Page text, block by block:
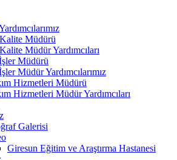
Müdürü
Müdür Yardımcıları
Müdürü
Müdür Yardımcılarımız
Hizmetleri Müdürü
Hizmetleri Müdür Yardımcıları
Galerisi
Giresun Eğitim ve Araştırma Hastanesi